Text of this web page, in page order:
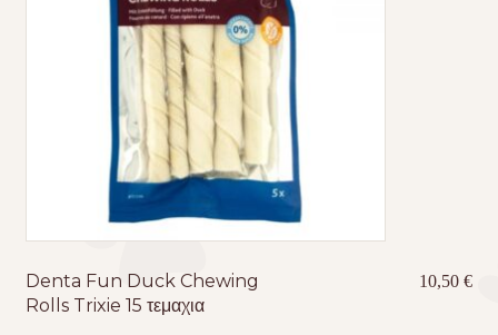
Denta Fun Duck Chewing
Rolls Trixie 15 τεμαχια
10,50€